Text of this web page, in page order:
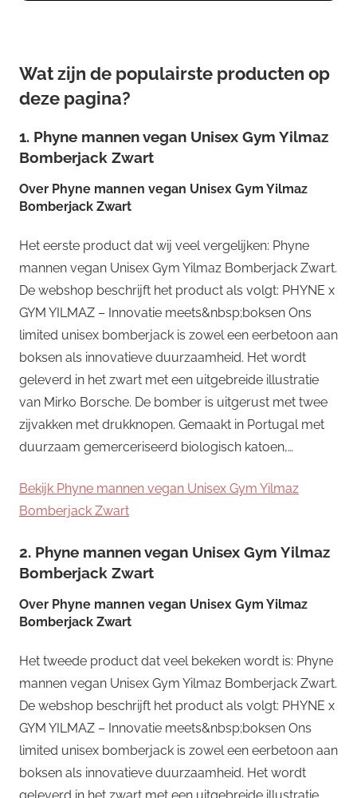
Wat zijn de populairste producten op
deze pagina?
1. Phyne mannen vegan Unisex Gym Yilmaz
Bomberjack Zwart
Over Phyne mannen vegan Unisex Gym Yilmaz
Bomberjack Zwart
Het eerste product dat wij veel vergelijken: Phyne
mannen vegan Unisex Gym Yilmaz Bomberjack Zwart.
De webshop beschrijft het product als volgt: PHYNE x
GYM YILMAZ – Innovatie meets&nbsp;boksen Ons
limited unisex bomberjack is zowel een eerbetoon aan
boksen als innovatieve duurzaamheid. Het wordt
geleverd in het zwart met een uitgebreide illustratie
van Mirko Borsche. De bomber is uitgerust met twee
zijvakken met drukknopen. Gemaakt in Portugal met
duurzaam gemerceriseerd biologisch katoen,…
Bekijk Phyne mannen vegan Unisex Gym Yilmaz
Bomberjack Zwart
2. Phyne mannen vegan Unisex Gym Yilmaz
Bomberjack Zwart
Over Phyne mannen vegan Unisex Gym Yilmaz
Bomberjack Zwart
Het tweede product dat veel bekeken wordt is: Phyne
mannen vegan Unisex Gym Yilmaz Bomberjack Zwart.
De webshop beschrijft het product als volgt: PHYNE x
GYM YILMAZ – Innovatie meets&nbsp;boksen Ons
limited unisex bomberjack is zowel een eerbetoon aan
boksen als innovatieve duurzaamheid. Het wordt